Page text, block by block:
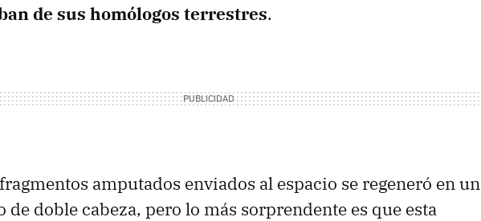
de sus homólogos terrestres.
amputados enviados al espacio se regeneró en un
de doble cabeza, pero lo más sorprendente es que esta